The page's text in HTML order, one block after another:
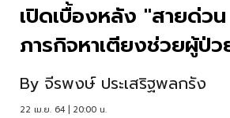
เปิดเบื้องหลัง "สายด่ว
ภารกิจหาเตียงช่วยผู้ป่ว
By จีรพงษ์ ประเสริฐพลกรัง
22 เม.ย. 64 | 20:00 น.